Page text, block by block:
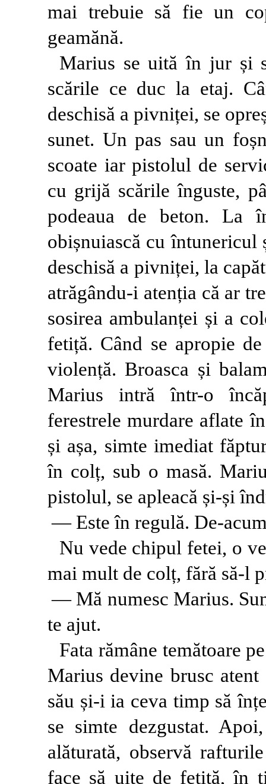
mai trebuie să fie un
geamănă.
Marius se uită în jur și
scările ce duc la etaj.
deschisă a pivniței, se
sunet. Un pas sau un
scoate iar pistolul de
cu grijă scările înguste,
podeaua de beton. La
obișnuiască cu întunericul
deschisă a pivniței, la
atrăgându-i atenția că ar
sosirea ambulanței și a
fetiță. Când se apropie
violență. Broasca și
Marius intră într-o
ferestrele murdare aflate
și așa, simte imediat
în colț, sub o masă.
pistolul, se apleacă și-și
— Este în regulă. De-
Nu vede chipul fetei, o
mai mult de colț, fără să-l
— Mă numesc Marius.
te ajut.
Fata rămâne temătoare
Marius devine brusc
său și-i ia ceva timp să
se simte dezgustat.
alăturată, observă
face să uite de fetiță, în